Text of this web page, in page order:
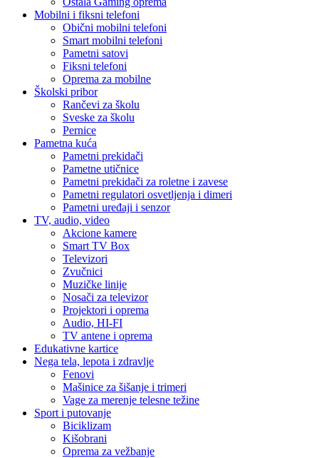
Mobilni i fiksni telefoni
Obični mobilni telefoni
Smart mobilni telefoni
Pametni satovi
Fiksni telefoni
Oprema za mobilne
Školski pribor
Rančevi za školu
Sveske za školu
Pernice
Pametna kuća
Pametni prekidači
Pametne utičnice
Pametni prekidači za roletne i zavese
Pametni regulatori osvetljenja i dimeri
Pametni uređaji i senzor
TV, audio, video
Akcione kamere
Smart TV Box
Televizori
Zvučnici
Muzičke linije
Nosači za televizor
Projektori i oprema
Audio, HI-FI
TV antene i oprema
Edukativne kartice
Nega tela, lepota i zdravlje
Fenovi
Mašinice za šišanje i trimeri
Vage za merenje telesne težine
Sport i putovanje
Biciklizam
Kišobrani
Oprema za vežbanje